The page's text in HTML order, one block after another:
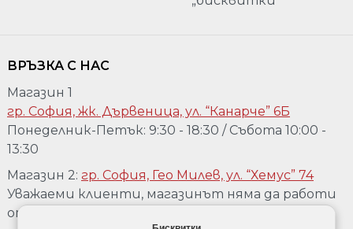
ВРЪЗКА С НАС
Магазин 1
гр. София, жк. Дървеница, ул. “Канарче” 6Б
Понеделник-Петък: 9:30 - 18:30 / Събота 10:00 -
13:30
Магазин 2: гр. София, Гео Милев, ул. “Хемус” 74
Уважаеми клиенти, магазинът няма да работи
от 04.08 до 17.08. Ако желаете да го посетете,